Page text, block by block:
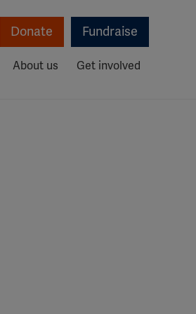
Donate Fundraise
About us Get involved